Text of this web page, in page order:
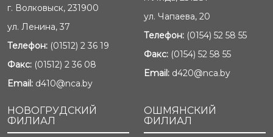
г. Волковыск, 231900
ул. Ленина, 37
Телефон: (01512) 2 36 19
Факс: (01512) 2 36 08
Email: d410@nca.by
ул. Чапаева, 20
Телефон: (0154) 52 58 55
Факс: (0154) 52 58 55
Email: d420@nca.by
НОВОГРУДСКИЙ
ФИЛИАЛ
ОШМЯНСКИЙ
ФИЛИАЛ